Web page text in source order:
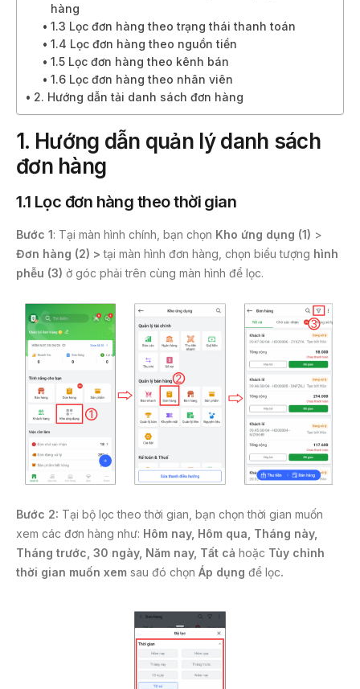
hàng
1.3 Lọc đơn hàng theo trạng thái thanh toán
1.4 Lọc đơn hàng theo nguồn tiền
1.5 Lọc đơn hàng theo kênh bán
1.6 Lọc đơn hàng theo nhân viên
2. Hướng dẫn tải danh sách đơn hàng
1. Hướng dẫn quản lý danh sách
đơn hàng
1.1 Lọc đơn hàng theo thời gian
Bước 1: Tại màn hình chính, bạn chọn Kho ứng dụng (1) >
Đơn hàng (2) >tại màn hình đơn hàng, chọn biểu tượng hình
phễu (3) ở góc phải trên cùng màn hình để lọc.
Bước 2: Tại bộ lọc theo thời gian, bạn chọn thời gian muốn
xem các đơn hàng như: Hôm nay, Hôm qua, Tháng này,
Tháng trước, 30 ngày, Năm nay, Tất cả hoặc Tùy chỉnh
thời gian muốn xem sau đó chọn Áp dụng để lọc.